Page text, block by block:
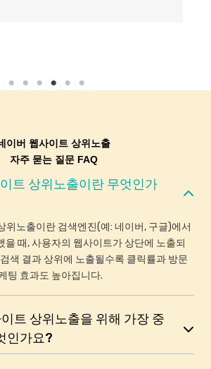
이버 웹사이트 상위노출
자주 묻는 질문 FAQ
트 상위노출이란 무엇인가
위노출이란 검색엔진(예: 네이버, 구글)에서
을 때, 사용자의 웹사이트가 상단에 노출되
색 결과 상위에 노출될수록 클릭률과 방문
팅 효과도 높아집니다.
트 상위노출을 위해 가장 중
인가요?